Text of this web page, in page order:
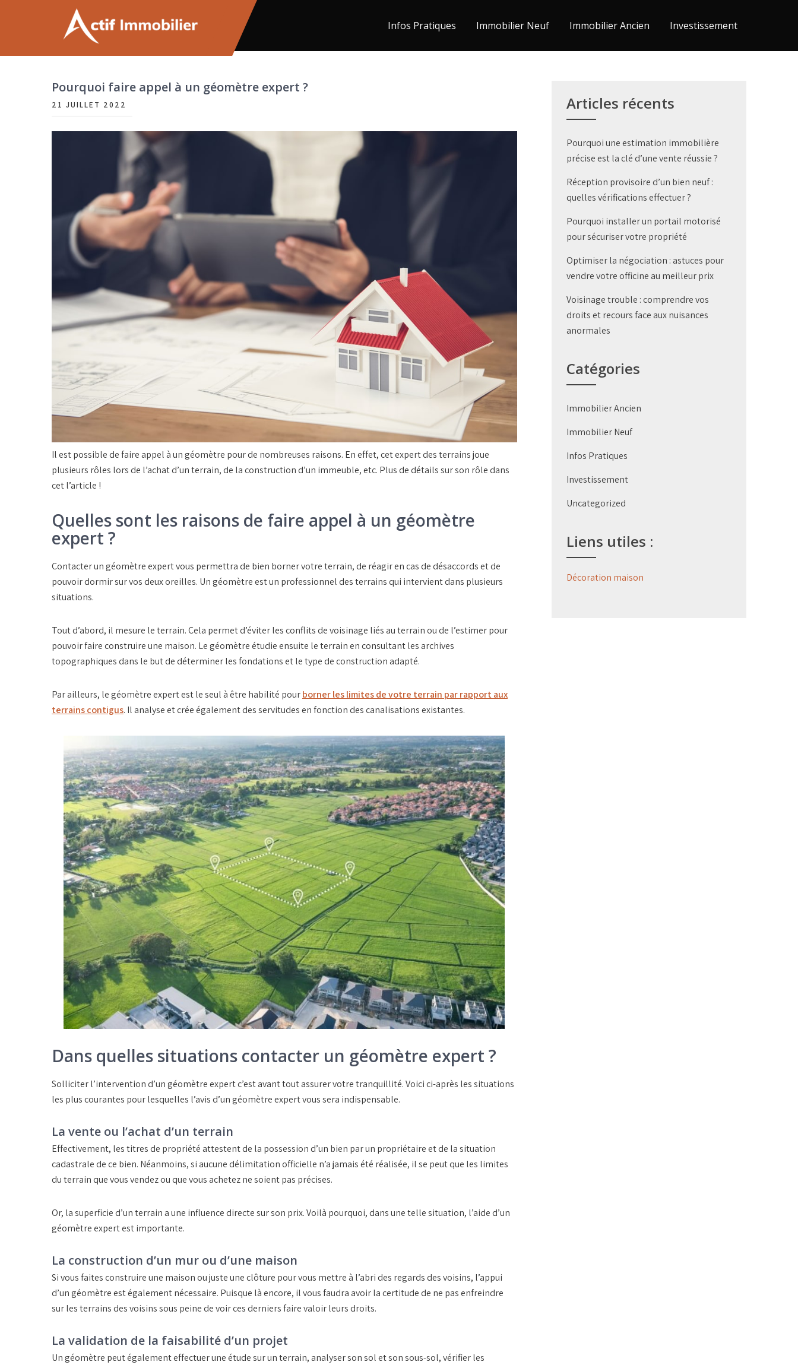
Infos Pratiques Immobilier Neuf Immobilier Ancien Investissement
Pourquoi faire appel à un géomètre expert ?
21 JUILLET 2022
Il est possible de faire appel à un géomètre pour de nombreuses raisons. En effet, cet expert des terrains joue
plusieurs rôles lors de l’achat d’un terrain, de la construction d’un immeuble, etc. Plus de détails sur son rôle dans
cet l’article !
Quelles sont les raisons de faire appel à un géomètre
expert ?
Contacter un géomètre expert vous permettra de bien borner votre terrain, de réagir en cas de désaccords et de
pouvoir dormir sur vos deux oreilles. Un géomètre est un professionnel des terrains qui intervient dans plusieurs
situations.
Tout d’abord, il mesure le terrain. Cela permet d’éviter les conflits de voisinage liés au terrain ou de l’estimer pour
pouvoir faire construire une maison. Le géomètre étudie ensuite le terrain en consultant les archives
topographiques dans le but de déterminer les fondations et le type de construction adapté.
Par ailleurs, le géomètre expert est le seul à être habilité pourborner les limites de votre terrain par rapport aux
terrains contigus. Il analyse et crée également des servitudes en fonction des canalisations existantes.
Dans quelles situations contacter un géomètre expert ?
Solliciter l’intervention d’un géomètre expert c’est avant tout assurer votre tranquillité. Voici ci-après les situations
les plus courantes pour lesquelles l’avis d’un géomètre expert vous sera indispensable.
La vente ou l’achat d’un terrain
Effectivement, les titres de propriété attestent de la possession d’un bien par un propriétaire et de la situation
cadastrale de ce bien. Néanmoins, si aucune délimitation officielle n’a jamais été réalisée, il se peut que les limites
du terrain que vous vendez ou que vous achetez ne soient pas précises.
Or, la superficie d’un terrain a une influence directe sur son prix. Voilà pourquoi, dans une telle situation, l’aide d’un
géomètre expert est importante.
La construction d’un mur ou d’une maison
Si vous faites construire une maison ou juste une clôture pour vous mettre à l’abri des regards des voisins, l’appui
d’un géomètre est également nécessaire. Puisque là encore, il vous faudra avoir la certitude de ne pas enfreindre
sur les terrains des voisins sous peine de voir ces derniers faire valoir leurs droits.
La validation de la faisabilité d’un projet
Un géomètre peut également effectuer une étude sur un terrain, analyser son sol et son sous-sol, vérifier les
Articles récents
Pourquoi une estimation immobilière
précise est la clé d’une vente réussie ?
Réception provisoire d’un bien neuf :
quelles vérifications effectuer ?
Pourquoi installer un portail motorisé
pour sécuriser votre propriété
Optimiser la négociation : astuces pour
vendre votre officine au meilleur prix
Voisinage trouble : comprendre vos
droits et recours face aux nuisances
anormales
Catégories
Immobilier Ancien
Immobilier Neuf
Infos Pratiques
Investissement
Uncategorized
Liens utiles :
Décoration maison